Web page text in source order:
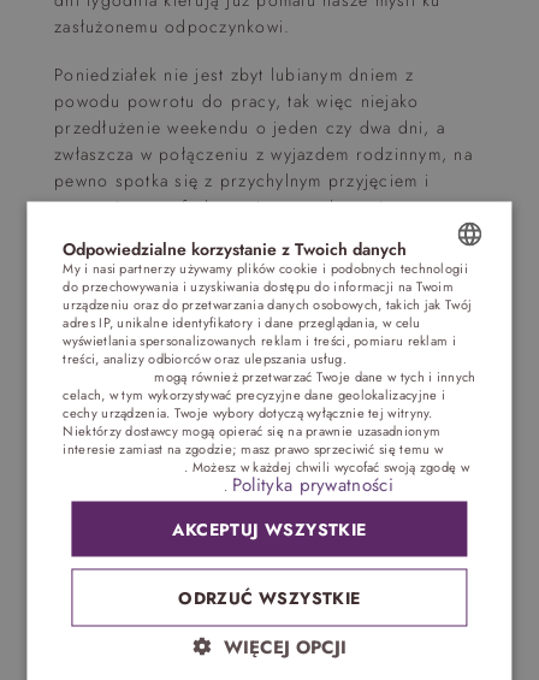
zasłużonemu odpoczynkowi.
Poniedziałek nie jest zbyt lubianym dniem z
powodu powrotu do pracy, tak więc niejako
przedłużenie weekendu o jeden czy dwa dni, a
zwłaszcza w połączeniu z wyjazdem rodzinnym, na
pewno spotka się z przychylnym przyjęciem i
zapewni sporą frekwencję na wydarzeniu.
Sale konferencyjne w Polscecieszą się obecnie
ogromną popularnością. Bardzo często bywają
zarezerwowane na wiele miesięcy i możemy mieć
problem z wynajmem w sobotę czy niedzielę
miejsca, które sobie upatrzyliśmy. Dlatego właśnie
dni w środku tygodnia mogą być bardzo
atrakcyjnym terminem, a to wszytko dzięki takim
czynnikom jak:
większy wybór pomieszczeń konferencyjnych
niższe ceny wynajmu sal
mniejsze obłożenie hoteli
łatwiejszy dostęp do atrakcji wybranego obiektu
większa liczba potencjalnych uczestników
POLISH
ENGLISH
GERMAN
CZECH
Odpowiedzialne korzystanie z Twoich danych
My i nasi partnerzy używamy plików cookie i podobnych technologii
do przechowywania i uzyskiwania dostępu do informacji na Twoim
urządzeniu oraz do przetwarzania danych osobowych, takich jak Twój
adres IP, unikalne identyfikatory i dane przeglądania, w celu
wyświetlania spersonalizowanych reklam i treści, pomiaru reklam i
treści, analizy odbiorców oraz ulepszania usług.
mogą również przetwarzać Twoje dane w tych i innych
celach, w tym wykorzystywać precyzyjne dane geolokalizacyjne i
cechy urządzenia. Twoje wybory dotyczą wyłącznie tej witryny.
Niektórzy dostawcy mogą opierać się na prawnie uzasadnionym
interesie zamiast na zgodzie; masz prawo sprzeciwić się temu w
. Możesz w każdej chwili wycofać swoją zgodę w
Polityka prywatności
AKCEPTUJ WSZYSTKIE
ODRZUĆ WSZYSTKIE
WIĘCEJ OPCJI